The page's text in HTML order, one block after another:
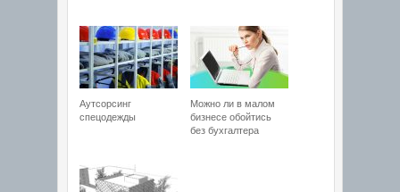
Аутсорсинг
спецодежды
Можно ли в малом
бизнесе обойтись
без бухгалтера